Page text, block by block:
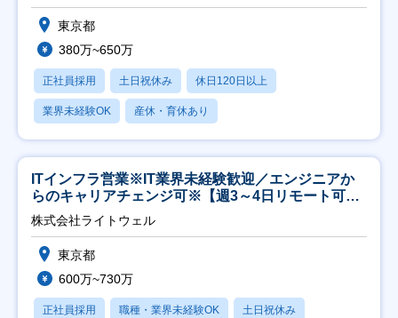
東京都
380万~650万
正社員採用 土日祝休み 休日120日以上
業界未経験OK 産休・育休あり
ITインフラ営業※IT業界未経験歓迎／エンジニアか
らのキャリアチェンジ可※【週3～4日リモート可
能】
株式会社ライトウェル
東京都
600万~730万
正社員採用 職種・業界未経験OK 土日祝休み